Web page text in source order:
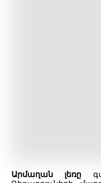
Արմաղան լեռը